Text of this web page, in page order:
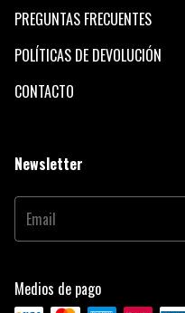
PREGUNTAS FRECUENTES
POLÍTICAS DE DEVOLUCIÓN
CONTACTO
Newsletter
Medios de pago